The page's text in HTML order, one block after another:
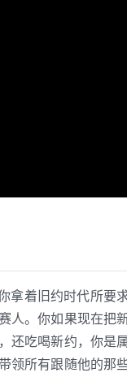
着旧约时代所要
人。你如果现在把
还吃喝新约，你是
领所有跟随他的那